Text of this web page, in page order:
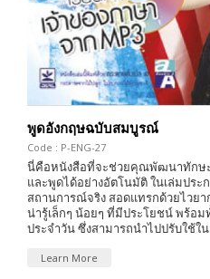
พูดอังกฤษฉบับสมบูรณ์
Code : P-ENG-27
นี่คือหนังสือที่จะช่วยคุณพัฒนาทักษ
และพูดได้อย่างอัตโนมัติ ในเล่มปร
สถานการณ์จริง สอดแทรกด้วยไวย
น่ารู้เล็กๆ น้อยๆ ที่มีประโยชน์ พร้อ
ประจำวัน ซึ่งสามารถนำไปปรับใช้ใ
Learn More